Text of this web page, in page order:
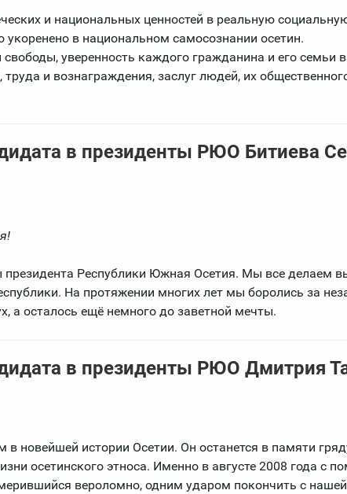
и национальных ценностей в реальную
в национальном самосознании осетин.
уверенность каждого гражданина и его семьи
и вознаграждения, заслуг людей, их
в президенты РЮО Битиева
Республики Южная Осетия. Мы все делаем
На протяжении многих лет мы боролись за
а осталось ещё немного до заветной мечты.
в президенты РЮО Дмитрия
новейшей истории Осетии. Он останется в памяти
осетинского этноса. Именно в августе 2008 года с
вероломно, одним ударом покончить с